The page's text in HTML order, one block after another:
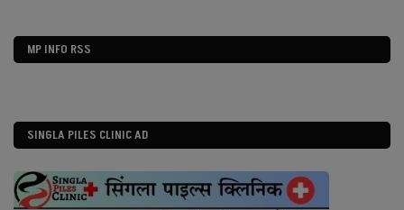
MP INFO RSS
SINGLA PILES CLINIC AD